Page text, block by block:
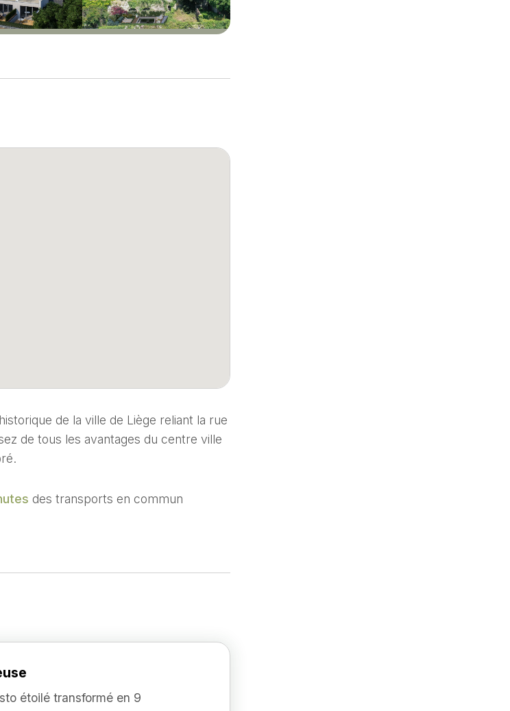
photo
de la ville de Liège reliant la rue
de tous les avantages du centre ville
des transports en commun
étoilé transformé en 9